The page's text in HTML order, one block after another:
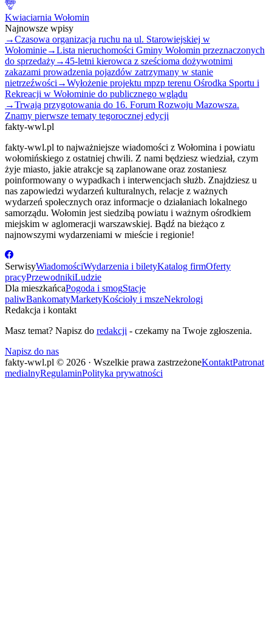
Kwiaciarnia Wołomin
Najnowsze wpisy
→Czasowa organizacja ruchu na ul. Starowiejskiej w
Wołominie→Lista nieruchomości Gminy Wołomin przeznaczonych
do sprzedaży→45-letni kierowca z sześcioma dożywotnimi
zakazami prowadzenia pojazdów zatrzymany w stanie
nietrzeźwości →Wyłożenie projektu mpzp terenu Ośrodka Sportu i
Rekreacji w Wołominie do publicznego wglądu
→Trwają przygotowania do 16. Forum Rozwoju Mazowsza.
Znamy pierwsze tematy tegorocznej edycji
fakty-wwl.pl
fakty-wwl.pl to najważniejsze wiadomości z Wołomina i powiatu
wołomińskiego z ostatniej chwili. Z nami będziesz wiedział, czym
żyje miasto, jakie atrakcje są zaplanowane oraz zostaniesz
poinformowany o wypadkach i interwencjach służb. Znajdziesz u
nas zapowiedzi wydarzeń kulturalnych, relacje z ważnych
wydarzeń społecznych oraz informacje o działaniach lokalnego
samorządu. Wołomin jest siedzibą powiatu i ważnym ośrodkiem
miejskim w aglomeracji warszawskiej. Bądź na bieżąco z
najnowszymi wydarzeniami w mieście i regionie!
SerwisyWiadomościWydarzenia i biletyKatalog firmOferty
pracyPrzewodnikiLudzie
Dla mieszkańcaPogoda i smogStacje
paliwBankomatyMarketyKościoły i mszeNekrologi
Redakcja i kontakt
Masz temat? Napisz do redakcji - czekamy na Twoje zgłoszenia.
Napisz do nas
fakty-wwl.pl © 2026 · Wszelkie prawa zastrzeżoneKontaktPatronat
medialnyRegulaminPolityka prywatności